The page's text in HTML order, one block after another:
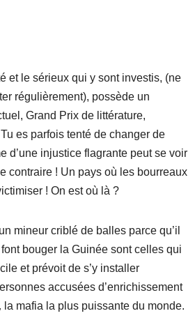
et le sérieux qui y sont investis, (ne
régulièrement), possède un
Grand Prix de littérature,
es parfois tenté de changer de
d’une injustice flagrante peut se voir
contraire ! Un pays où les bourreaux
! On est où là ?
mineur criblé de balles parce qu’il
bouger la Guinée sont celles qui
et prévoit de s’y installer
accusées d’enrichissement
la mafia la plus puissante du monde.